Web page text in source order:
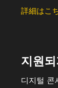
詳細はこ
지원
디지털 콘